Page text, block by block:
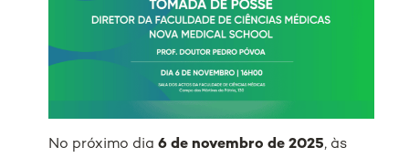
No próximo dia 6 de novembro de 2025, às